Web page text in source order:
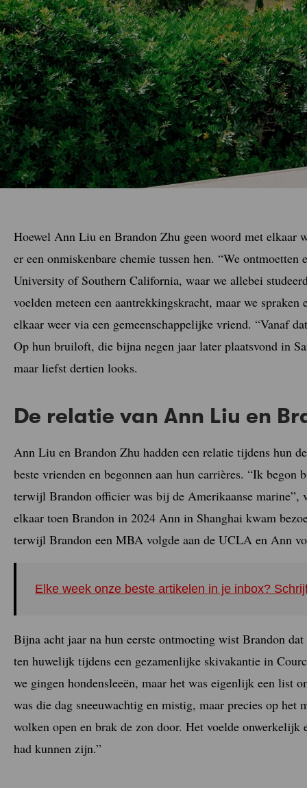
Hoewel Ann Liu en Brandon Zhu geen woord met elkaar
er een onmiskenbare chemie tussen hen. “We
University of Southern California, waar we allebei
voelden meteen een aantrekkingskracht, maar we
elkaar weer via een gemeenschappelijke vriend. “Vanaf
Op hun bruiloft, die bijna negen jaar later plaatsvond in
maar liefst dertien looks.
De relatie van Ann Liu en
Ann Liu en Brandon Zhu hadden een relatie tijdens hun
beste vrienden en begonnen aan hun carrières. “Ik
terwijl Brandon officier was bij de Amerikaanse marine”,
elkaar toen Brandon in 2024 Ann in Shanghai kwam
terwijl Brandon een MBA volgde aan de UCLA en Ann
Elke week onze beste artikelen in je inbox?
Bijna acht jaar na hun eerste ontmoeting wist Brandon
ten huwelijk tijdens een gezamenlijke skivakantie in
we gingen hondensleeën, maar het was eigenlijk een list
was die dag sneeuwachtig en mistig, maar precies op
wolken open en brak de zon door. Het voelde
had kunnen zijn.”